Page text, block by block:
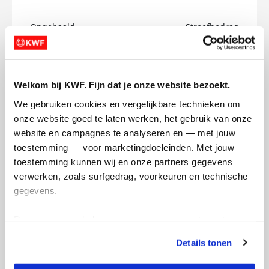
Welkom bij KWF. Fijn dat je onze website bezoekt.
We gebruiken cookies en vergelijkbare technieken om
onze website goed te laten werken, het gebruik van onze
website en campagnes te analyseren en — met jouw
toestemming — voor marketingdoeleinden. Met jouw
toestemming kunnen wij en onze partners gegevens
verwerken, zoals surfgedrag, voorkeuren en technische
gegevens.
tonen. Je kunt je toestemming op elk moment wijzigen of
intrekken via Cookie instellingen onderaan de pagina. De
Details tonen
Opgehaald
€0
Streefbedrag
€150
Melle's badges